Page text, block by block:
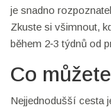
je snadno
Zkuste si všimnout,
během 2‑3 týdnů od
Co
Nejjednodušší cesta